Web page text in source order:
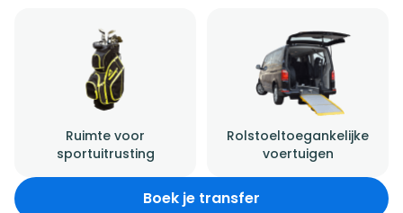
Ruimte voor
sportuitrusting
Rolstoeltoegankelijke
voertuigen
Boek je transfer